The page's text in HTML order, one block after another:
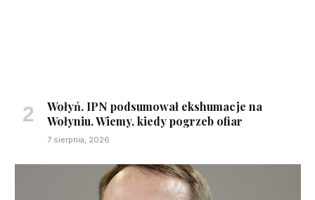
Wołyń. IPN podsumował ekshumacje na
Wołyniu. Wiemy, kiedy pogrzeb ofiar
7 sierpnia, 2026